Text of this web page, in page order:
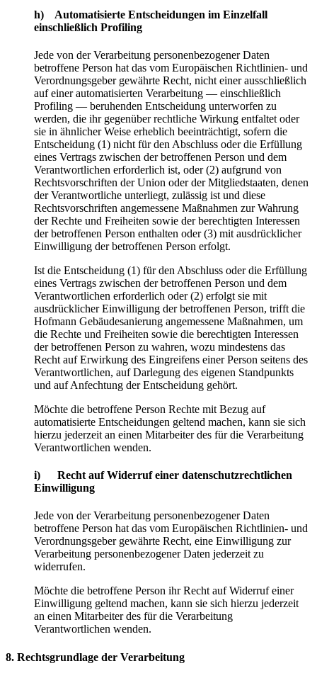
h) Automatisierte Entscheidungen im Einzelfall
einschließlich Profiling
Jede von der Verarbeitung personenbezogener Daten
betroffene Person hat das vom Europäischen Richtlinien- und
Verordnungsgeber gewährte Recht, nicht einer ausschließlich
auf einer automatisierten Verarbeitung — einschließlich
Profiling — beruhenden Entscheidung unterworfen zu
werden, die ihr gegenüber rechtliche Wirkung entfaltet oder
sie in ähnlicher Weise erheblich beeinträchtigt, sofern die
Entscheidung (1) nicht für den Abschluss oder die Erfüllung
eines Vertrags zwischen der betroffenen Person und dem
Verantwortlichen erforderlich ist, oder (2) aufgrund von
Rechtsvorschriften der Union oder der Mitgliedstaaten, denen
der Verantwortliche unterliegt, zulässig ist und diese
Rechtsvorschriften angemessene Maßnahmen zur Wahrung
der Rechte und Freiheiten sowie der berechtigten Interessen
der betroffenen Person enthalten oder (3) mit ausdrücklicher
Einwilligung der betroffenen Person erfolgt.
Ist die Entscheidung (1) für den Abschluss oder die Erfüllung
eines Vertrags zwischen der betroffenen Person und dem
Verantwortlichen erforderlich oder (2) erfolgt sie mit
ausdrücklicher Einwilligung der betroffenen Person, trifft die
Hofmann Gebäudesanierung angemessene Maßnahmen, um
die Rechte und Freiheiten sowie die berechtigten Interessen
der betroffenen Person zu wahren, wozu mindestens das
Recht auf Erwirkung des Eingreifens einer Person seitens des
Verantwortlichen, auf Darlegung des eigenen Standpunkts
und auf Anfechtung der Entscheidung gehört.
Möchte die betroffene Person Rechte mit Bezug auf
automatisierte Entscheidungen geltend machen, kann sie sich
hierzu jederzeit an einen Mitarbeiter des für die Verarbeitung
Verantwortlichen wenden.
i) Recht auf Widerruf einer datenschutzrechtlichen
Einwilligung
Jede von der Verarbeitung personenbezogener Daten
betroffene Person hat das vom Europäischen Richtlinien- und
Verordnungsgeber gewährte Recht, eine Einwilligung zur
Verarbeitung personenbezogener Daten jederzeit zu
widerrufen.
Möchte die betroffene Person ihr Recht auf Widerruf einer
Einwilligung geltend machen, kann sie sich hierzu jederzeit
an einen Mitarbeiter des für die Verarbeitung
Verantwortlichen wenden.
8. Rechtsgrundlage der Verarbeitung